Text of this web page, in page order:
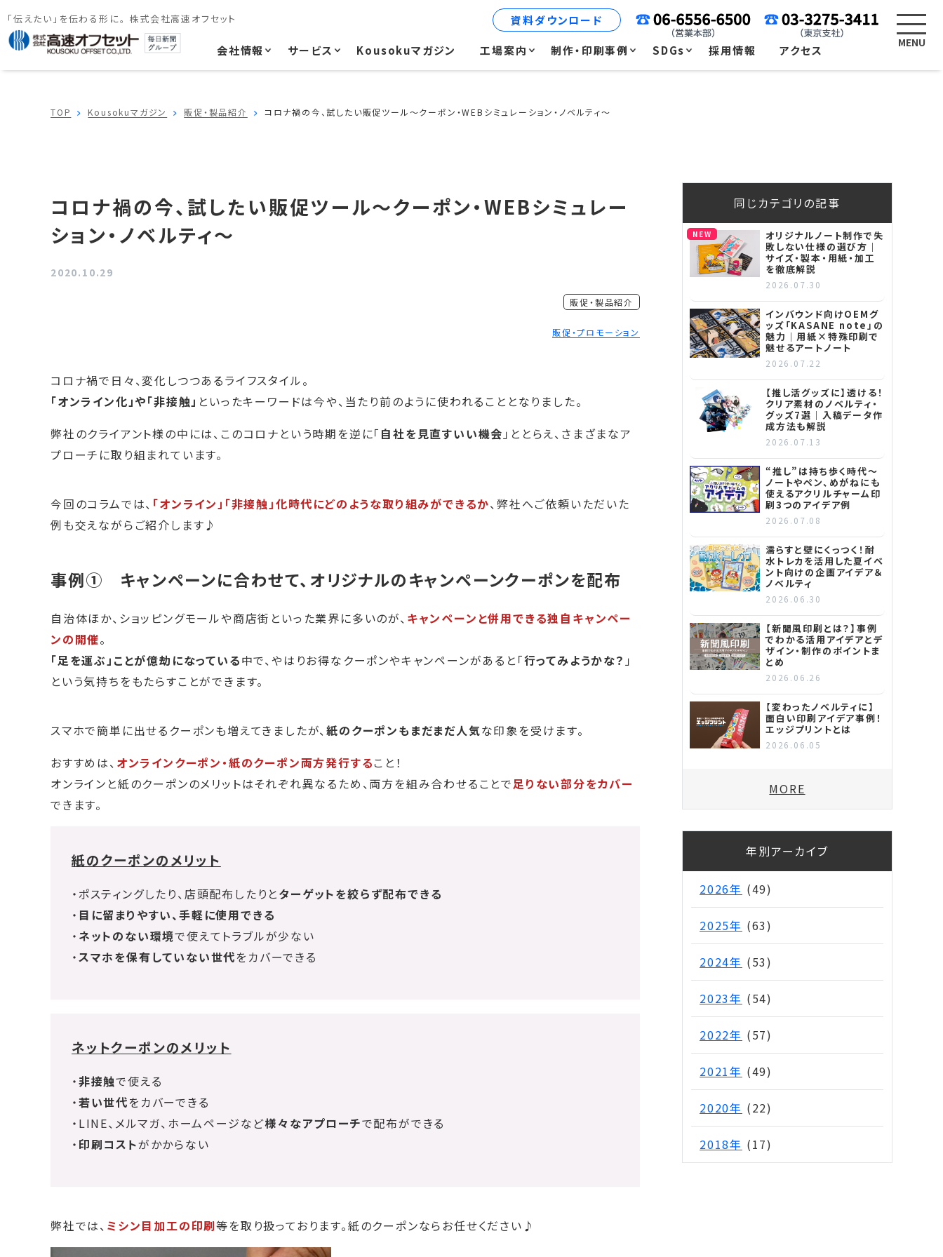
「伝えたい」を伝わる形に。 株式会社高速オフセット
会社情報 サービス Kousokuマガジン 工場案内 制作・印刷事例 SDGs 採用情報 アクセス
資料ダウンロード
TOP Kousokuマガジン 販促・製品紹介 コロナ禍の今、試したい販促ツール～クーポン・WEBシミュレーション・ノベルティ～
コロナ禍の今、試したい販促ツール～クーポン・WEBシミュレー
ション・ノベルティ～
2020.10.29
販促・製品紹介
販促・プロモーション
コロナ禍で日々、変化しつつあるライフスタイル。
「オンライン化」や「非接触」 といったキーワードは今や、当たり前のように使われることとなりました。
弊社のクライアント様の中には、このコロナという時期を逆に「 自社を見直すいい機会 」ととらえ、さまざまなア
プローチに取り組まれています。
今回のコラムでは、 「オンライン」「非接触」化時代にどのような取り組みができるか、弊社へご依頼いただいた
例も交えながらご紹介します♪
事例① キャンペーンに合わせて、オリジナルのキャンペーンクーポンを配布
自治体ほか、ショッピングモールや商店街といった業界に多いのが、 キャンペーンと併用できる独自キャンペー
ンの開催。
「足を運ぶ」ことが億劫になっている中で、やはりお得なクーポンやキャンペーンがあると「行ってみようかな？ 」
という気持ちをもたらすことができます。
スマホで簡単に出せるクーポンも増えてきましたが、紙のクーポンもまだまだ人気な印象を受けます。
おすすめは、 オンラインクーポン・紙のクーポン両方発行すること！
オンラインと紙のクーポンのメリットはそれぞれ異なるため、両方を組み合わせることで足りない部分をカバー
できます。
紙のクーポンのメリット
・ポスティングしたり、店頭配布したりとターゲットを絞らず配布できる
・ 目に留まりやすい、手軽に使用できる
・ ネットのない環境で使えてトラブルが少ない
・スマホを保有していない世代をカバーできる
ネットクーポンのメリット
・非接触で使える
・若い世代をカバーできる
・LINE、メルマガ、ホームページなど様々なアプローチで配布ができる
・ 印刷コストがかからない
弊社では、 ミシン目加工の印刷等を取り扱っております。紙のクーポンならお任せください♪
同じカテゴリの記事
NEW
オリジナルノート制作で失
敗しない仕様の選び方｜
サイズ・製本・用紙・加工
を徹底解説
2026.07.30
インバウンド向けOEMグ
ッズ「KASANE note」の
魅力｜用紙×特殊印刷で
魅せるアートノート
2026.07.22
【推し活グッズに】透ける！
クリア素材のノベルティ・
グッズ7選｜入稿データ作
成方法も解説
2026.07.13
“推し”は持ち歩く時代～
ノートやペン、めがねにも
使えるアクリルチャーム印
刷3つのアイデア例
2026.07.08
濡らすと壁にくっつく！耐
水トレカを活用した夏イベ
ント向けの企画アイデア＆
ノベルティ
2026.06.30
【新聞風印刷とは？】事例
でわかる活用アイデアとデ
ザイン・制作のポイントま
とめ
2026.06.26
【変わったノベルティに】
面白い印刷アイデア事例！
エッジプリントとは
2026.06.05
MORE
年別アーカイブ
2026年 (49)
2025年 (63)
2024年 (53)
2023年 (54)
2022年 (57)
2021年 (49)
2020年 (22)
2018年 (17)